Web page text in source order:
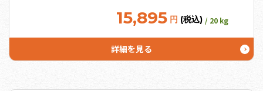
須！過剰に添加してｐＨが低く
グネシウムの欠乏症状が発生し
易い→水質・植物分析必須＊袋
15,895 円 (税込) / 20 kg
詳細を見る